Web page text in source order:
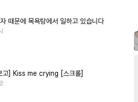
때문에 목욕탕에서 일하고 있습니다
고] Kiss me crying [스크롤]